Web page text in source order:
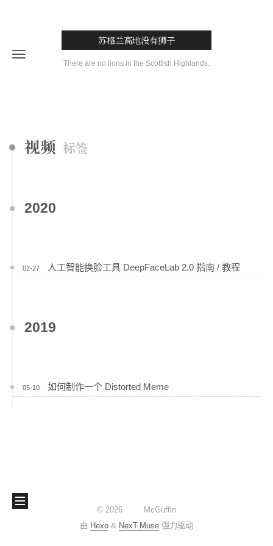
苏格兰高地没有狮子
There are no lions in the Scottish Highlands.
视频 标签
2020
02-27 人工智能换脸工具 DeepFaceLab 2.0 指南 / 教程
2019
05-10 如何制作一个 Distorted Meme
©2026
McGuffin
由 Hexo & NexT.Muse 强力驱动